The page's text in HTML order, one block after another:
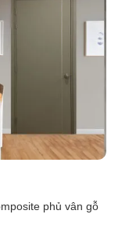
phủ vân gỗ